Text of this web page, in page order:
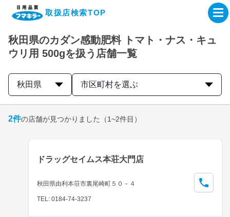
取扱店検索TOP
企業・IR情報サイト
製品情報サイト
取扱店検索はこちら
秋田県のカダン感動肥料 トマト・ナス・キュ
ウリ用 500gを扱う店舗一覧
秋田県 市区町村を選ぶ
2件の店舗が見つかりました （1~2件目）
ドラッグセイムス本荘大門店
秋田県由利本荘市裏尾崎町５０－４
TEL: 0184-74-3237